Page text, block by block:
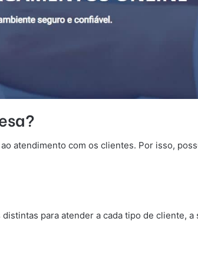
atendimento com os clientes. Por isso,
para atender a cada tipo de cliente, a